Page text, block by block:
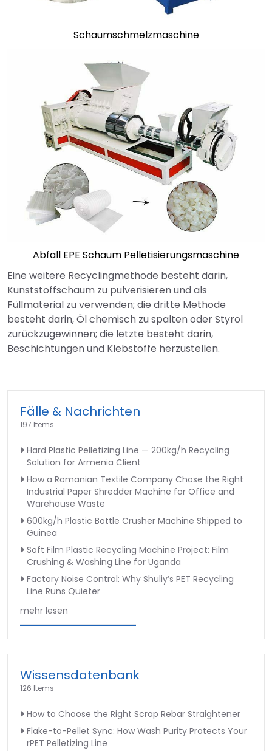
Schaumschmelzmaschine
Abfall EPE Schaum Pelletisierungsmaschine
Eine weitere Recyclingmethode besteht darin,
Kunststoffschaum zu pulverisieren und als
Füllmaterial zu verwenden; die dritte Methode
besteht darin, Öl chemisch zu spalten oder Styrol
zurückzugewinnen; die letzte besteht darin,
Beschichtungen und Klebstoffe herzustellen.
Fälle & Nachrichten
197 Items
Hard Plastic Pelletizing Line — 200kg/h Recycling
Solution for Armenia Client
How a Romanian Textile Company Chose the Right
Industrial Paper Shredder Machine for Office and
Warehouse Waste
600kg/h Plastic Bottle Crusher Machine Shipped to
Guinea
Soft Film Plastic Recycling Machine Project: Film
Crushing & Washing Line for Uganda
Factory Noise Control: Why Shuliy’s PET Recycling
Line Runs Quieter
mehr lesen
Wissensdatenbank
126 Items
How to Choose the Right Scrap Rebar Straightener
Flake-to-Pellet Sync: How Wash Purity Protects Your
rPET Pelletizing Line